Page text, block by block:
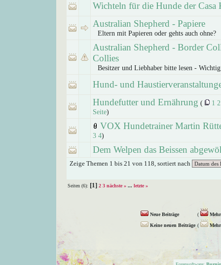
Wichteln für die Hunde der Casa
Australian Shepherd - Papiere
Eltern mit Papieren oder gehts auch ohne?
Australian Shepherd - Border
Collies
Besitzer und Liebhaber bitte lesen -
Hund- und
Hundefutter und Ernährung ( 1 2
Seite)
VOX Hundetrainer Martin
3 4)
Dem Welpen das Beissen
Zeige Themen 1 bis 21 von 118, sortiert nach
Seiten (6): [1] 2 3 nächste » ... letzte »
Neue Beiträge (
Keine neuen Beiträge (